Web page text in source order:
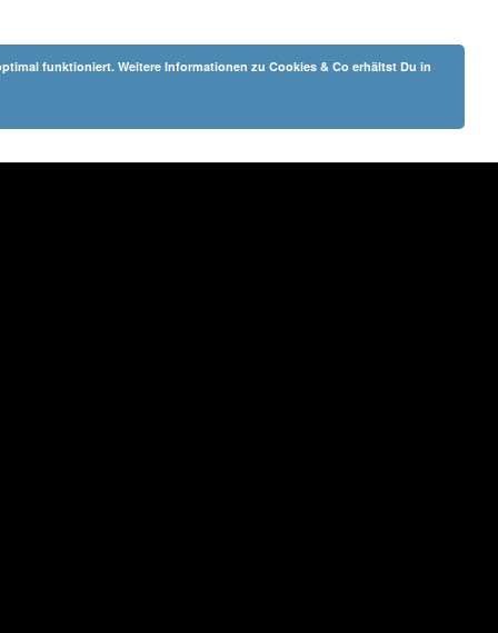
funktioniert. Weitere Informationen zu Cookies & Co erhältst Du in